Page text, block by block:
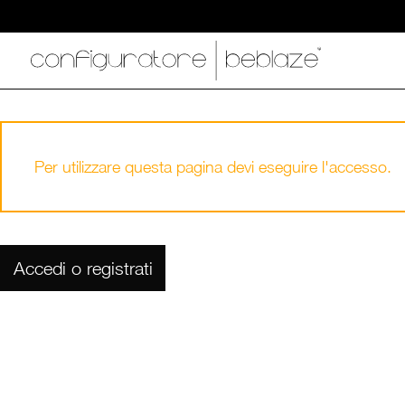
Per utilizzare questa pagina devi eseguire l'accesso.
Accedi o registrati